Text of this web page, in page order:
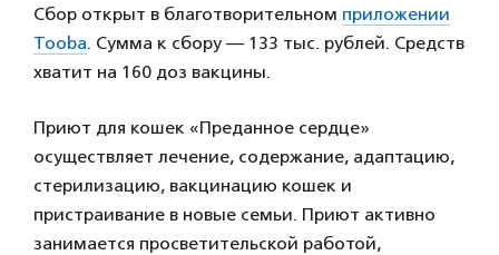
Сбор открыт в благотворительном приложении
Tooba. Сумма к сбору — 133 тыс. рублей. Средств
хватит на 160 доз вакцины.
Приют для кошек «Преданное сердце»
осуществляет лечение, содержание, адаптацию,
стерилизацию, вакцинацию кошек и
пристраивание в новые семьи. Приют активно
занимается просветительской работой,